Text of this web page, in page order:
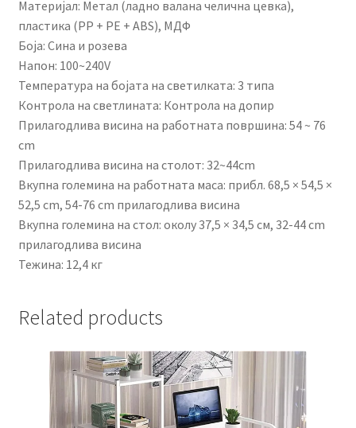
Материјал: Метал (ладно валана челична цевка),
пластика (PP + PE + ABS), МДФ
Боја: Сина и розева
Напон: 100~240V
Температура на бојата на светилката: 3 типа
Контрола на светлината: Контрола на допир
Прилагодлива висина на работната површина: 54 ~ 76
cm
Прилагодлива висина на столот: 32~44cm
Вкупна големина на работната маса: прибл. 68,5 × 54,5 ×
52,5 cm, 54-76 cm прилагодлива висина
Вкупна големина на стол: околу 37,5 × 34,5 см, 32-44 cm
прилагодлива висина
Тежина: 12,4 кг
Related products